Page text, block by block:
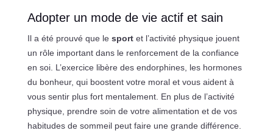
Adopter un mode de vie actif et sain
Il a été prouvé que le sportet l’activité physique jouent
un rôle important dans le renforcement de la confiance
en soi. L’exercice libère des endorphines, les hormones
du bonheur, qui boostent votre moral et vous aident à
vous sentir plus fort mentalement. En plus de l’activité
physique, prendre soin de votre alimentation et de vos
habitudes de sommeil peut faire une grande différence.